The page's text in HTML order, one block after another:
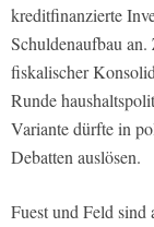
kreditfinanzierte
Schuldenaufbau
fiskalischer
Runde
Variante dürfte in
Debatten auslösen.
Fuest und Feld sind